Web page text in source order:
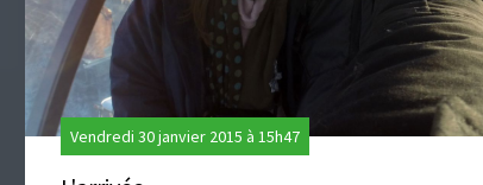
Vendredi 30 janvier 2015 à 15h47